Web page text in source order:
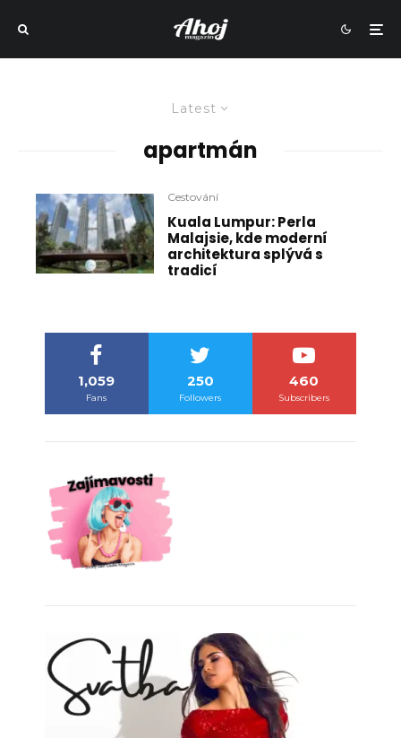
Latest
apartmán
Cestování
Kuala Lumpur: Perla
Malajsie, kde moderní
architektura splývá s
tradicí
1,059
Fans
250
Followers
460
Subscribers